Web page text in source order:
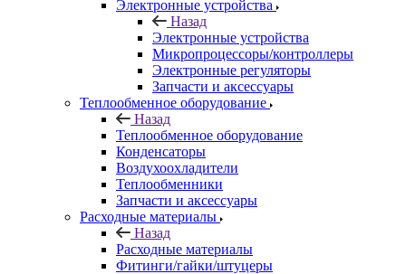
Электронные устройства
Назад
Электронные устройства
Микропроцессоры/контроллеры
Электронные регуляторы
Запчасти и аксессуары
Теплообменное оборудование
Назад
Теплообменное оборудование
Конденсаторы
Воздухоохладители
Теплообменники
Запчасти и аксессуары
Расходные материалы
Назад
Расходные материалы
Фитинги/гайки/штуцеры